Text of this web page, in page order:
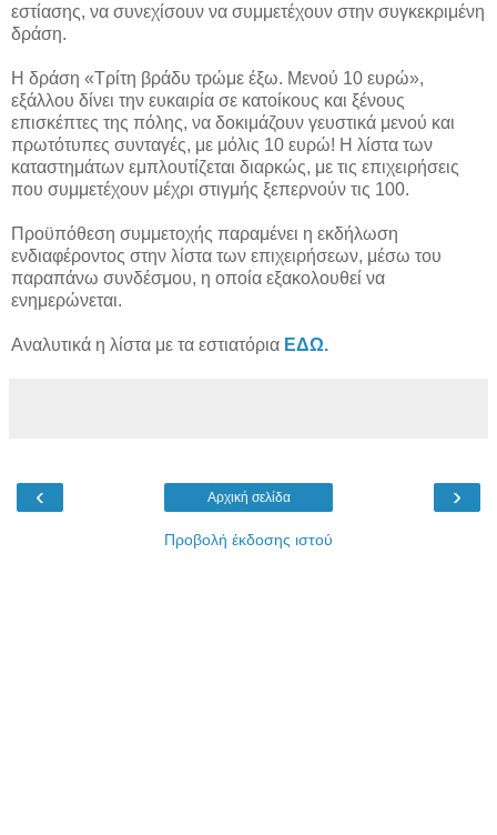
εστίασης, να συνεχίσουν να συμμετέχουν στην συγκεκριμένη
δράση.
Η δράση «Τρίτη βράδυ τρώμε έξω. Μενού 10 ευρώ»,
εξάλλου δίνει την ευκαιρία σε κατοίκους και ξένους
επισκέπτες της πόλης, να δοκιμάζουν γευστικά μενού και
πρωτότυπες συνταγές, με μόλις 10 ευρώ! Η λίστα των
καταστημάτων εμπλουτίζεται διαρκώς, με τις επιχειρήσεις
που συμμετέχουν μέχρι στιγμής ξεπερνούν τις 100.
Προϋπόθεση συμμετοχής παραμένει η εκδήλωση
ενδιαφέροντος στην λίστα των επιχειρήσεων, μέσω του
παραπάνω συνδέσμου, η οποία εξακολουθεί να
ενημερώνεται.
Αναλυτικά η λίστα με τα εστιατόρια ΕΔΩ.
‹ ›
Αρχική σελίδα
Προβολή έκδοσης ιστού